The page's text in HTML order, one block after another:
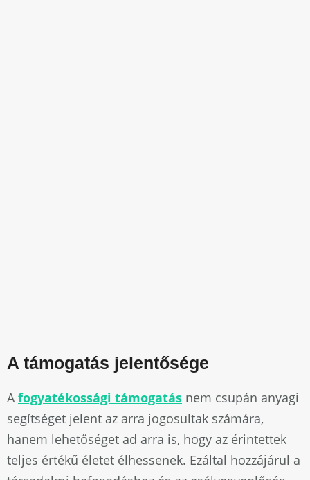
A támogatás jelentősége
Afogyatékossági támogatás nem csupán anyagi
segítséget jelent az arra jogosultak számára,
hanem lehetőséget ad arra is, hogy az érintettek
teljes értékű életet élhessenek. Ezáltal hozzájárul a